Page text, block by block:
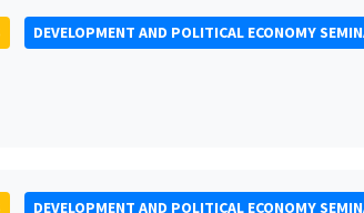
DEVELOPMENT AND POLITICAL ECONOMY
DEVELOPMENT AND POLITICAL ECONOMY